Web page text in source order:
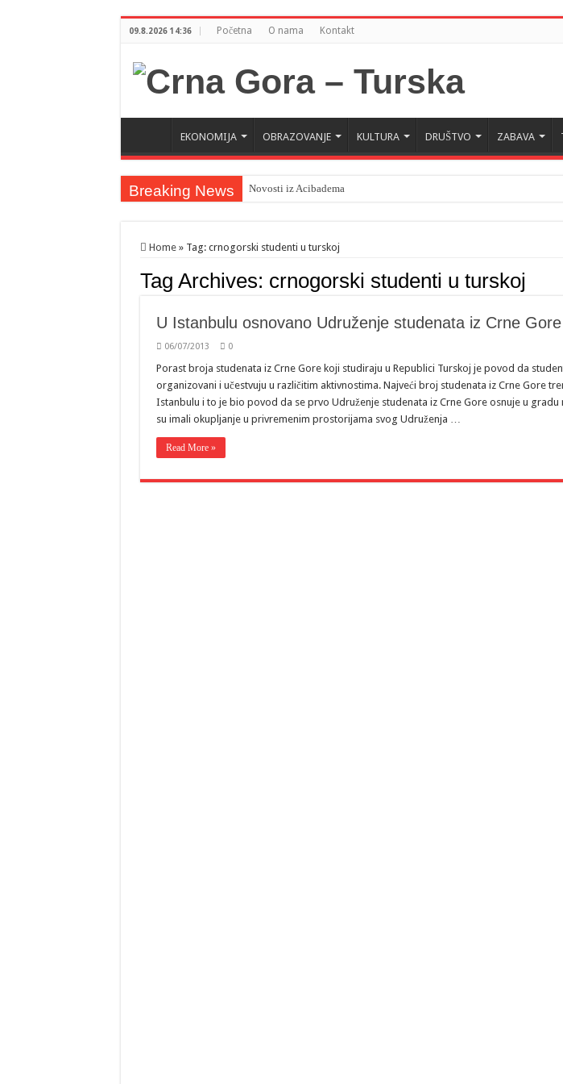
09.8.2026 14:36 Početna O nama Kontakt
EKONOMIJA OBRAZOVANJE KULTURA DRUŠTVO ZABAVA
Breaking News Novosti iz Acibadema
Milatović pozvao Erdogana da posjeti Crnu Goru: Turska jedan od
Home » Tag: crnogorski studenti u turskoj
Tag Archives: crnogorski studenti u turskoj
U Istanbulu osnovano Udruženje studenata iz Crne Gore
06/07/2013 0
Porast broja studenata iz Crne Gore koji studiraju u Republici Turskoj je povod da
organizovani i učestvuju u različitim aktivnostima. Najveći broj studenata iz Crne Gore
Istanbulu i to je bio povod da se prvo Udruženje studenata iz Crne Gore osnuje u gradu
su imali okupljanje u privremenim prostorijama svog Udruženja …
Read More »